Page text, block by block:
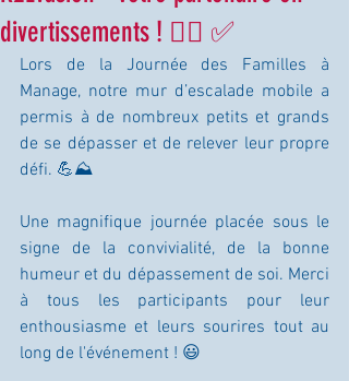
divertissements ! 🧗‍♀️ ✅
Lors de la Journée des Familles à
Manage, notre mur d’escalade mobile a
permis à de nombreux petits et grands
de se dépasser et de relever leur propre
défi. 💪⛰️
Une magnifique journée placée sous le
signe de la convivialité, de la bonne
humeur et du dépassement de soi. Merci
à tous les participants pour leur
enthousiasme et leurs sourires tout au
long de l'événement ! 😃